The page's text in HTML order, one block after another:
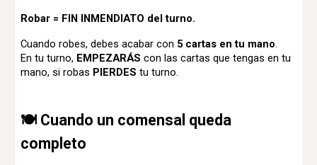
Robar = FIN INMENDIATO del turno.
Cuando robes, debes acabar con 5 cartas en tu mano.
En tu turno, EMPEZARÁS con las cartas que tengas en tu
mano, si robas PIERDES tu turno.
🍽️ Cuando un comensal queda
completo